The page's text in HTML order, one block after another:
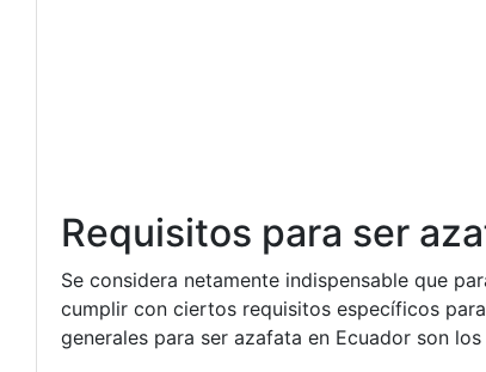
Requisitos para ser
Se considera netamente indispensable que
cumplir con ciertos requisitos específicos
generales para ser azafata en Ecuador son